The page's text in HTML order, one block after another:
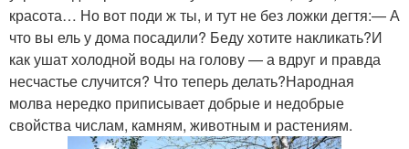
красота… Но вот поди ж ты, и тут не без ложки дегтя:— А
что вы ель у дома посадили? Беду хотите накликать?И
как ушат холодной воды на голову — а вдруг и правда
несчастье случится? Что теперь делать?Народная
молва нередко приписывает добрые и недобрые
свойства числам, камням, животным и растениям.